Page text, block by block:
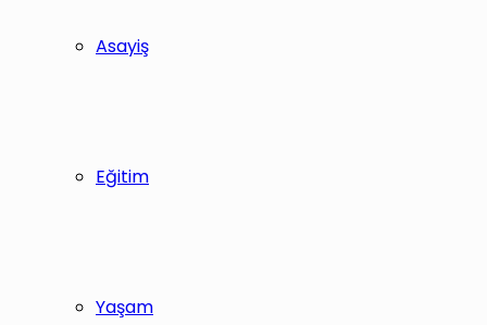
Asayiş
Eğitim
Yaşam